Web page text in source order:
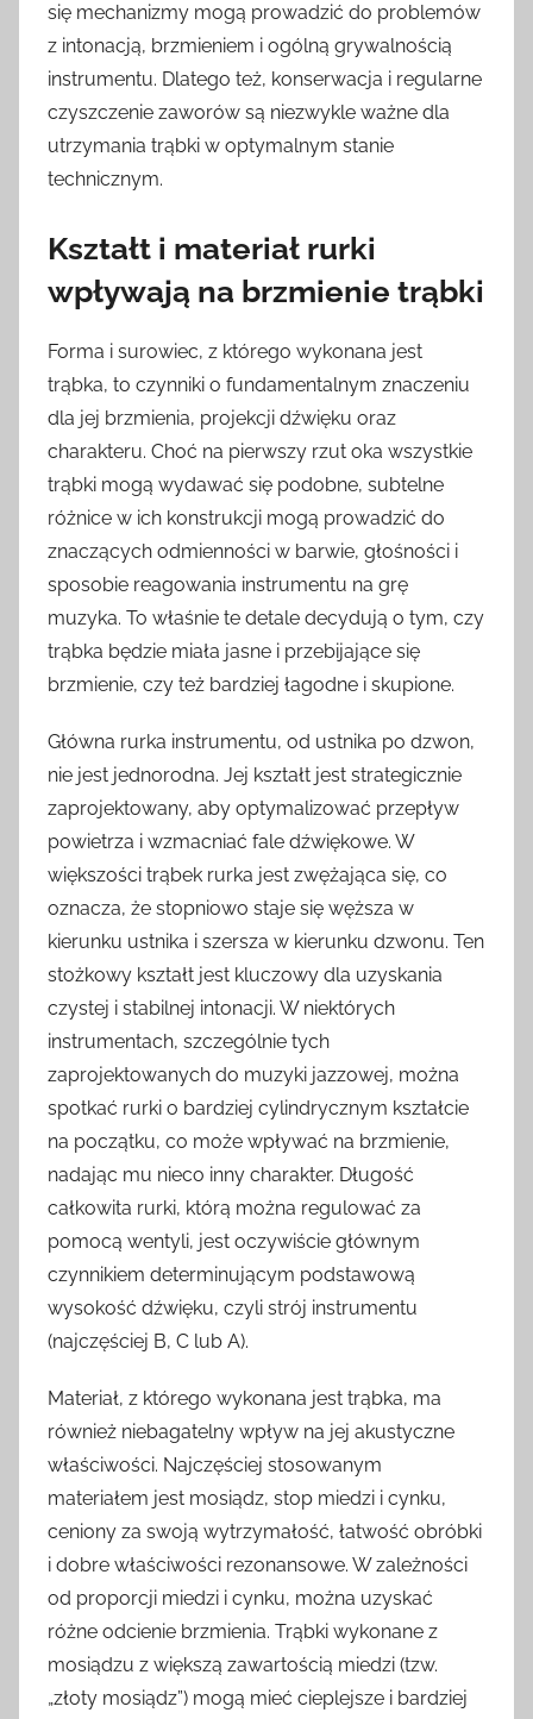
się mechanizmy mogą prowadzić do problemów
z intonacją, brzmieniem i ogólną grywalnością
instrumentu. Dlatego też, konserwacja i regularne
czyszczenie zaworów są niezwykle ważne dla
utrzymania trąbki w optymalnym stanie
technicznym.
Kształt i materiał rurki
wpływają na brzmienie trąbki
Forma i surowiec, z którego wykonana jest
trąbka, to czynniki o fundamentalnym znaczeniu
dla jej brzmienia, projekcji dźwięku oraz
charakteru. Choć na pierwszy rzut oka wszystkie
trąbki mogą wydawać się podobne, subtelne
różnice w ich konstrukcji mogą prowadzić do
znaczących odmienności w barwie, głośności i
sposobie reagowania instrumentu na grę
muzyka. To właśnie te detale decydują o tym, czy
trąbka będzie miała jasne i przebijające się
brzmienie, czy też bardziej łagodne i skupione.
Główna rurka instrumentu, od ustnika po dzwon,
nie jest jednorodna. Jej kształt jest strategicznie
zaprojektowany, aby optymalizować przepływ
powietrza i wzmacniać fale dźwiękowe. W
większości trąbek rurka jest zwężająca się, co
oznacza, że stopniowo staje się węższa w
kierunku ustnika i szersza w kierunku dzwonu. Ten
stożkowy kształt jest kluczowy dla uzyskania
czystej i stabilnej intonacji. W niektórych
instrumentach, szczególnie tych
zaprojektowanych do muzyki jazzowej, można
spotkać rurki o bardziej cylindrycznym kształcie
na początku, co może wpływać na brzmienie,
nadając mu nieco inny charakter. Długość
całkowita rurki, którą można regulować za
pomocą wentyli, jest oczywiście głównym
czynnikiem determinującym podstawową
wysokość dźwięku, czyli strój instrumentu
(najczęściej B, C lub A).
Materiał, z którego wykonana jest trąbka, ma
również niebagatelny wpływ na jej akustyczne
właściwości. Najczęściej stosowanym
materiałem jest mosiądz, stop miedzi i cynku,
ceniony za swoją wytrzymałość, łatwość obróbki
i dobre właściwości rezonansowe. W zależności
od proporcji miedzi i cynku, można uzyskać
różne odcienie brzmienia. Trąbki wykonane z
mosiądzu z większą zawartością miedzi (tzw.
„złoty mosiądz”) mogą mieć cieplejsze i bardziej